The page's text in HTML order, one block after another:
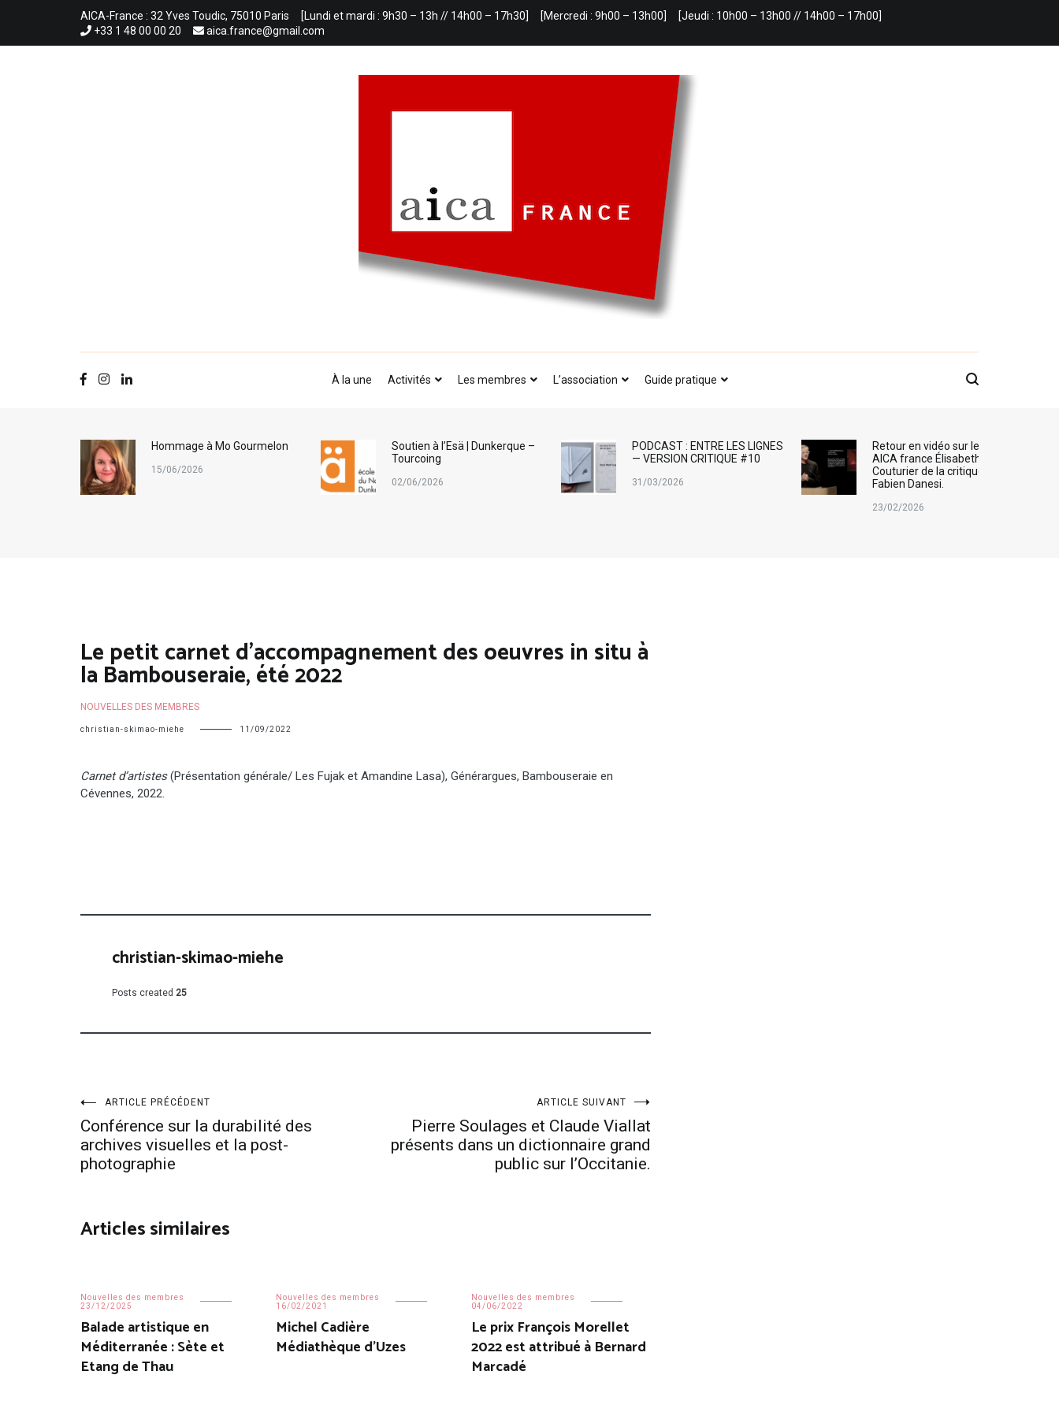
AICA-France : 32 Yves Toudic, 75010 Paris [Lundi et mardi : 9h30 – 13h // 14h00 – 17h30] [Mercredi : 9h00 – 13h00]
[Jeudi : 10h00 – 13h00 // 14h00 – 17h00]
+33 1 48 00 00 20
aica.france@gmail.com
À la une Activités Les membres L’association Guide pratique
Hommage à Mo Gourmelon
15/06/2026
Soutien à l’Esä | Dunkerque –
Tourcoing
02/06/2026
PODCAST : ENTRE LES LIGNES
— VERSION CRITIQUE #10
31/03/2026
Retour en vidéo sur le Prix
AICA france Élisabeth
Couturier de la critique d’art :
Fabien Danesi.
23/02/2026
Le petit carnet d’accompagnement des oeuvres in situ à
la Bambouseraie, été 2022
NOUVELLES DES MEMBRES
christian-skimao-miehe 11/09/2022
Carnet d’artistes(Présentation générale/ Les Fujak et Amandine Lasa), Générargues, Bambouseraie en
Cévennes, 2022.
christian-skimao-miehe
Posts created 25
Navigation
de
ARTICLE PRÉCÉDENT
Conférence sur la durabilité des
archives visuelles et la post-
photographie
ARTICLE SUIVANT
Pierre Soulages et Claude Viallat
présents dans un dictionnaire grand
public sur l’Occitanie.
Articles similaires
Nouvelles des membres
23/12/2025
Balade artistique en
Méditerranée : Sète et
Etang de Thau
Nouvelles des membres
16/02/2021
Michel Cadière
Médiathèque d’Uzes
Nouvelles des membres
04/06/2022
Le prix François Morellet
2022 est attribué à Bernard
Marcadé